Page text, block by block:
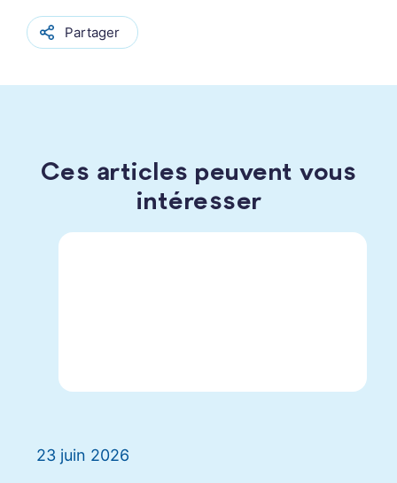
Partager
Ces articles peuvent vous
intéresser
23 juin 2026